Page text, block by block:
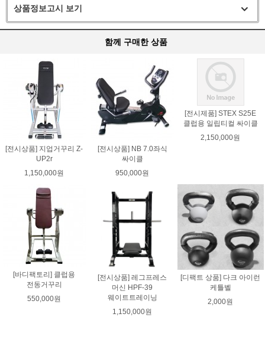
상품정보고시 보기
함께 구매한 상품
[전시상품] 지업거꾸리 Z-
UP2r
1,150,000원
[전시상품] NB 7.0좌식
싸이클
950,000원
[전시제품] STEX S25E
클럽용 일립티컬 싸이클
2,150,000원
[바디팩토리] 클럽용
전동거꾸리
550,000원
[전시상품] 레그프레스
머신 HPF-39
웨이트트레이닝
1,150,000원
[디팩트 상품] 다크 아이런
케틀벨
2,000원